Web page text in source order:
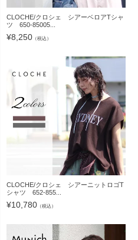
CLOCHE/クロシェ シアーベロアTシャ
ツ 650-85005...
¥8,250 （税込）
CLOCHE/クロシェ シアーニットロゴT
シャツ 652-855...
¥10,780 （税込）